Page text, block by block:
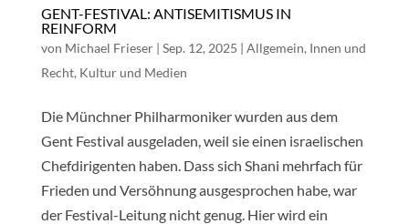
GENT-FESTIVAL: ANTISEMITISMUS IN
REINFORM
von Michael Frieser| Sep. 12, 2025 | Allgemein, Innen und
Recht, Kultur und Medien
Die Münchner Philharmoniker wurden aus dem
Gent Festival ausgeladen, weil sie einen israelischen
Chefdirigenten haben. Dass sich Shani mehrfach für
Frieden und Versöhnung ausgesprochen habe, war
der Festival-Leitung nicht genug. Hier wird ein